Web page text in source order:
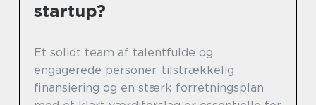
startup?
Et solidt team af talentfulde og
engagerede personer, tilstrækkelig
finansiering og en stærk forretningsplan